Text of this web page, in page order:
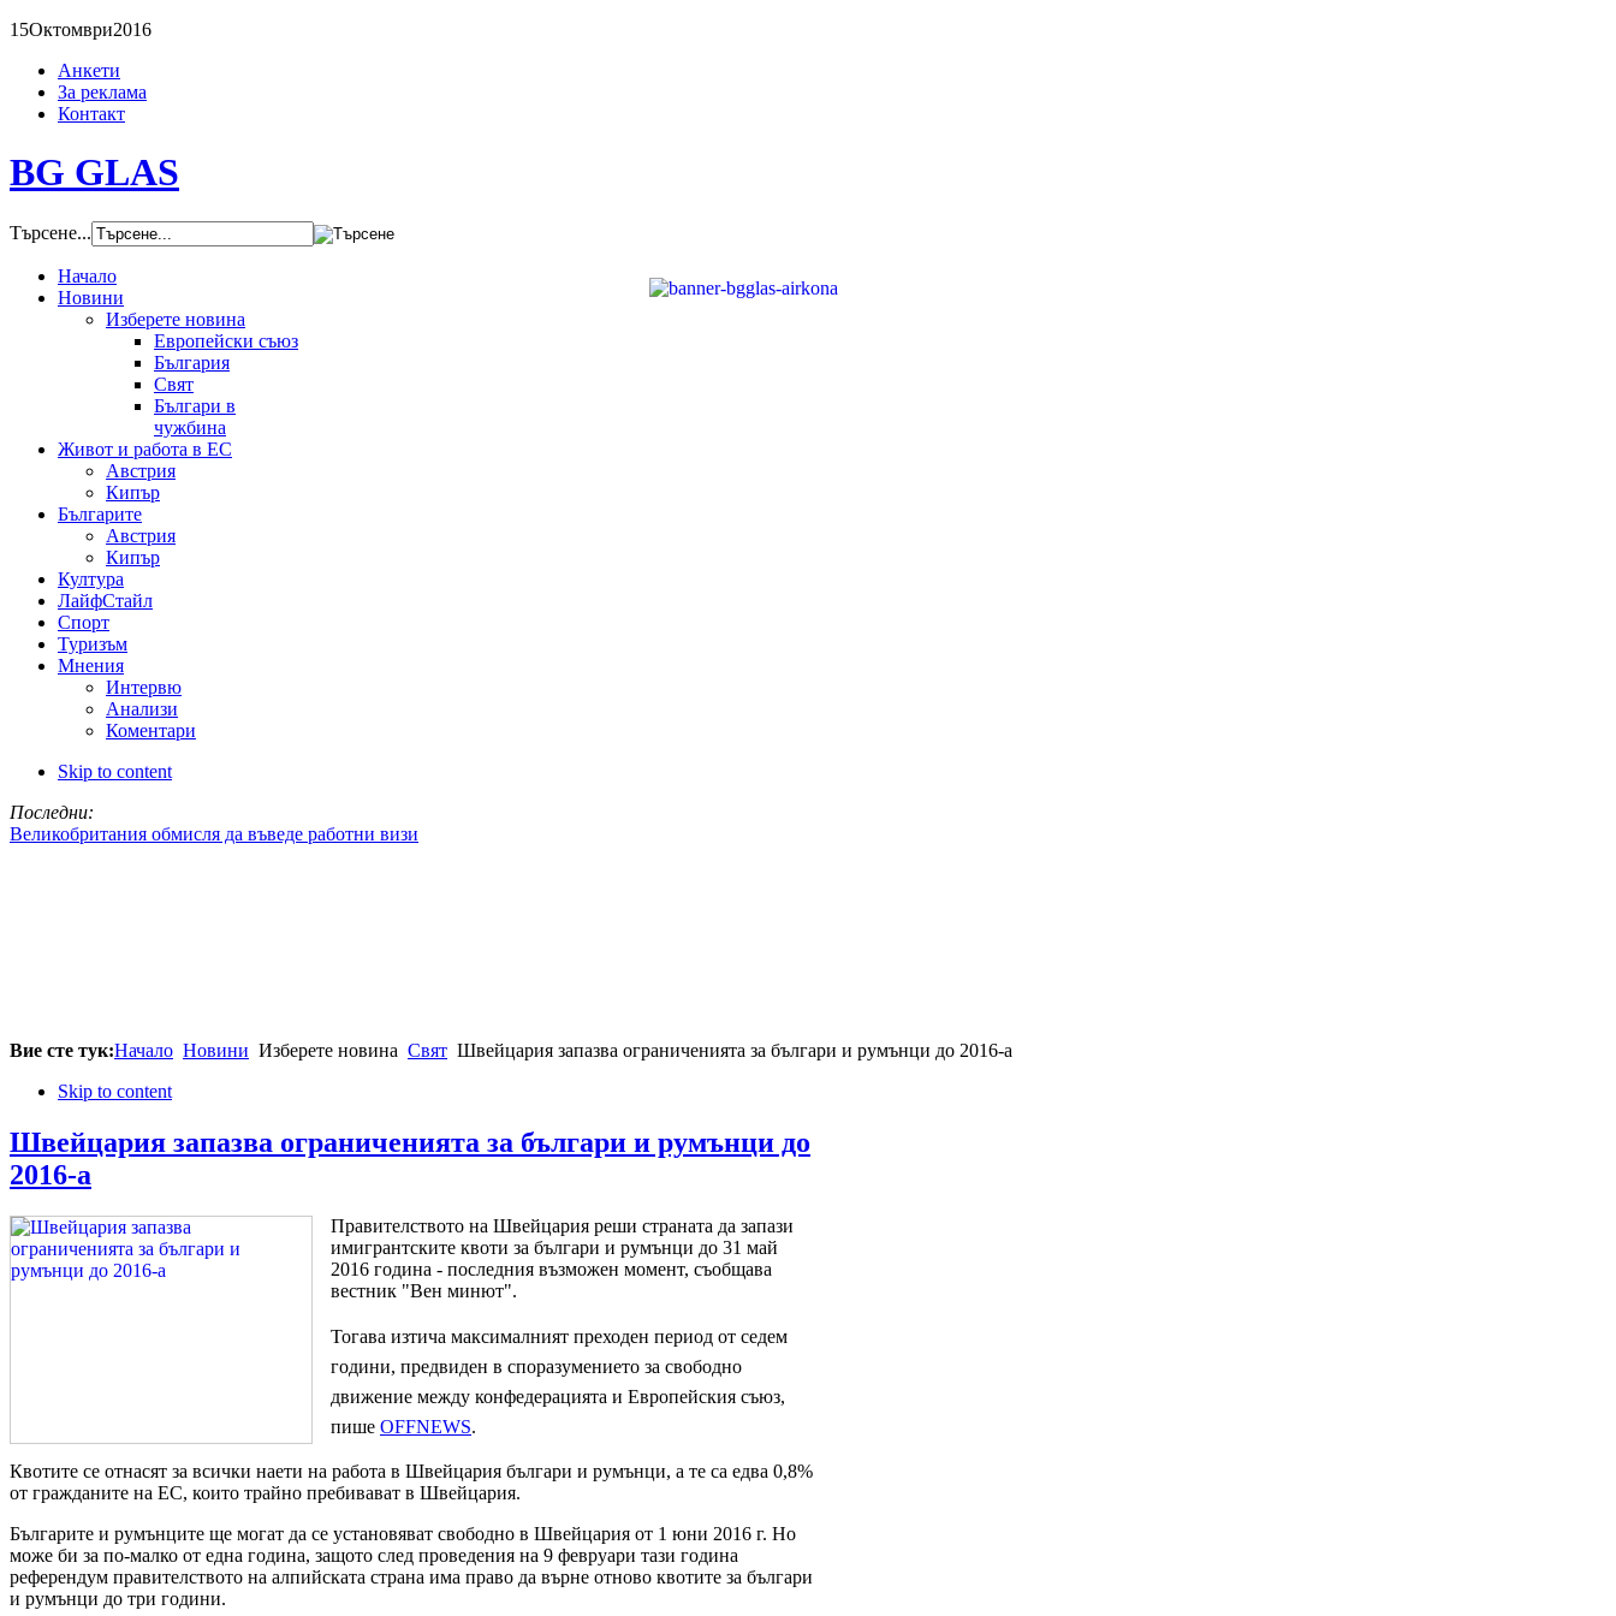
15Октомври2016
Анкети
За реклама
Контакт
BG GLAS
Търсене...
Начало
Новини
Изберете новина
Европейски съюз
България
Свят
Българи в
чужбина
Живот и работа в ЕС
Австрия
Кипър
Българите
Австрия
Кипър
Култура
ЛайфСтайл
Спорт
Туризъм
Мнения
Интервю
Анализи
Коментари
Skip to content
Последни:
Великобритания обмисля да въведе работни визи
Вие сте тук:Начало Новини Изберете новина Свят Швейцария запазва ограниченията за българи и румънци до 2016-а
Skip to content
Швейцария запазва ограниченията за българи и румънци до
2016-а
Правителството на Швейцария реши страната да запази
имигрантските квоти за българи и румънци до 31 май
2016 година - последния възможен момент, съобщава
вестник "Вен минют".
Тогава изтича максималният преходен период от седем
години, предвиден в споразумението за свободно
движение между конфедерацията и Европейския съюз,
пише OFFNEWS.
Квотите се отнасят за всички наети на работа в Швейцария българи и румънци, а те са едва 0,8%
от гражданите на ЕС, които трайно пребивават в Швейцария.
Българите и румънците ще могат да се установяват свободно в Швейцария от 1 юни 2016 г. Но
може би за по-малко от една година, защото след проведения на 9 февруари тази година
референдум правителството на алпийската страна има право да върне отново квотите за българи
и румънци до три години.